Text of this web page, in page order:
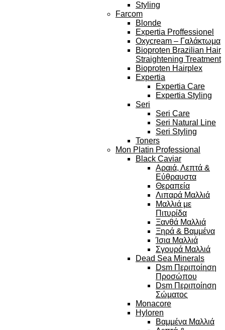
Styling
Farcom
Blonde
Expertia Proffessionel
Oxycream – Γαλάκτωμα
Bioproten Brazilian Hair
Straightening Treatment
Bioproten Hairplex
Expertia
Expertia Care
Expertia Styling
Seri
Seri Care
Seri Natural Line
Seri Styling
Toners
Mon Platin Professional
Black Caviar
Αραιά, Λεπτά &
Εύθραυστα
Θεραπεία
Λιπαρά Μαλλιά
Μαλλιά με
Πιτυρίδα
Ξανθά Μαλλιά
Ξηρά & Βαμμένα
Ίσια Μαλλιά
Σγουρά Μαλλιά
Dead Sea Minerals
Dsm Περιποίηση
Προσώπου
Dsm Περιποίηση
Σώματος
Monacore
Hyloren
Βαμμένα Μαλλιά